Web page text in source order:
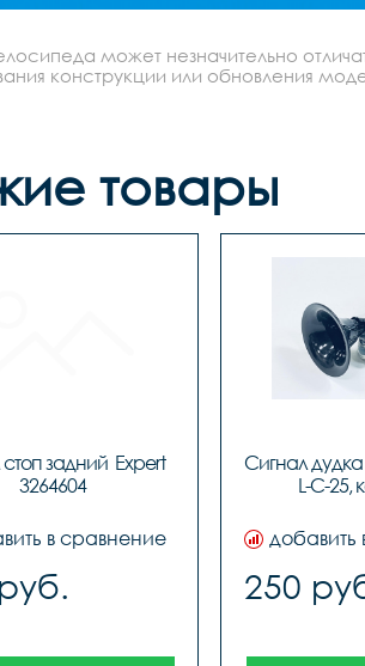
может незначительно
конструкции или обновления
товары
задний  Expert
3264604
в сравнение
Сигнал
L-C-25,
добавить
250